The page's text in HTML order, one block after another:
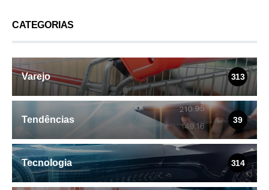
CATEGORIAS
Varejo 313
Tendências 39
Tecnologia 314